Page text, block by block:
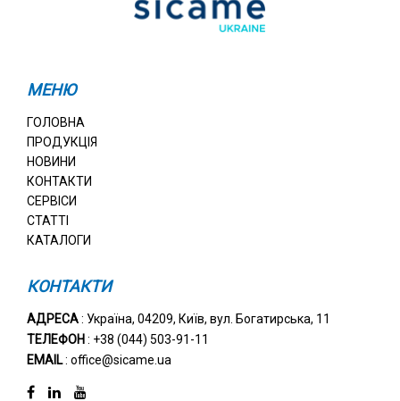
МЕНЮ
ГОЛОВНА
ПРОДУКЦІЯ
НОВИНИ
КОНТАКТИ
СЕРВІСИ
СТАТТІ
КАТАЛОГИ
КОНТАКТИ
АДРЕСА: Україна, 04209, Київ, вул. Богатирська, 11
ТЕЛЕФОН : +38 (044) 503-91-11
EMAIL: office@sicame.ua